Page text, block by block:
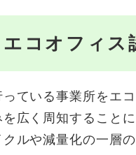
コオフィス
ている事業所をエ
広く周知すること
ルや減量化の一層